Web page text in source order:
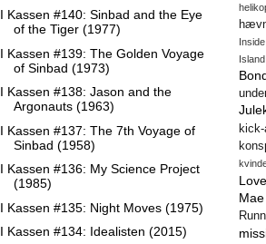
I Kassen #140: Sinbad and the Eye
of the Tiger (1977)
I Kassen #139: The Golden Voyage
of Sinbad (1973)
I Kassen #138: Jason and the
Argonauts (1963)
I Kassen #137: The 7th Voyage of
Sinbad (1958)
I Kassen #136: My Science Project
(1985)
I Kassen #135: Night Moves (1975)
I Kassen #134: Idealisten (2015)
Island